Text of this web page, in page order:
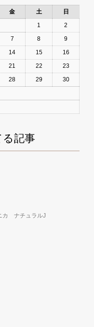
金 土 日
1
2
7 8
9
14 15
16
21 22
23
28 29
30
記事
カ ナチュラルJ